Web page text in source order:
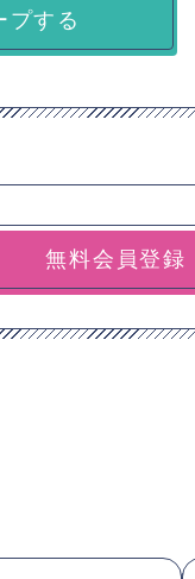
プする
無料会員登録